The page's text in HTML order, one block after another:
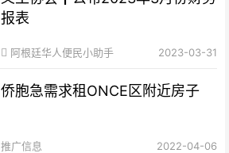
报表
阿根廷华人便民小助手 2023-03-31
侨胞急需求租ONCE区附近房子
推广信息 2022-04-06